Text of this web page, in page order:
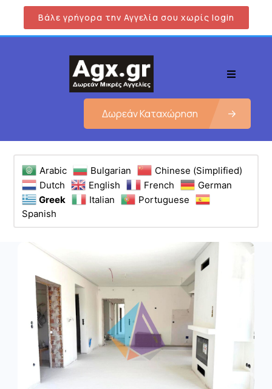
Βάλε γρήγορα την Αγγελία σου χωρίς login
Δωρεάν Καταχώρηση
Arabic Bulgarian
Chinese (Simplified)
Dutch
English French
German
Greek
Italian
Portuguese
Spanish